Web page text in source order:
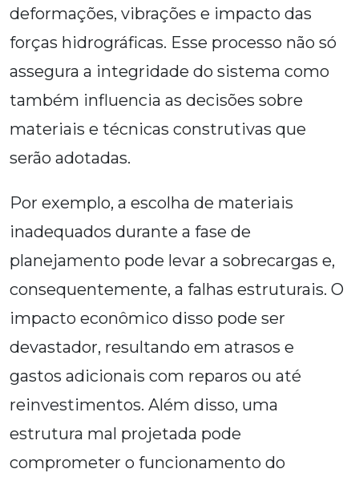
deformações, vibrações e impacto das
forças hidrográficas. Esse processo não só
assegura a integridade do sistema como
também influencia as decisões sobre
materiais e técnicas construtivas que
serão adotadas.
Por exemplo, a escolha de materiais
inadequados durante a fase de
planejamento pode levar a sobrecargas e,
consequentemente, a falhas estruturais. O
impacto econômico disso pode ser
devastador, resultando em atrasos e
gastos adicionais com reparos ou até
reinvestimentos. Além disso, uma
estrutura mal projetada pode
comprometer o funcionamento do